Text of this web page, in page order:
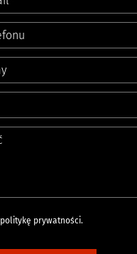
politykę prywatności.